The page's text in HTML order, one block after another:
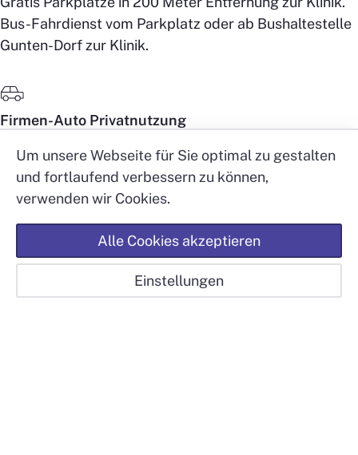
Bus-Fahrdienst vom Parkplatz oder ab Bushaltestelle
Gunten-Dorf zur Klinik.
Firmen-Auto Privatnutzung
Attraktive Räumlichkeiten für die Verpflegung mit
traumhafter Aussicht.
Klinik Schönberg AG
Start Karte Benefits Jobs
Suchabo
Um unsere Webseite für Sie optimal zu gestalten
und fortlaufend verbessern zu können,
verwenden wir Cookies.
Alle Cookies akzeptieren
Einstellungen